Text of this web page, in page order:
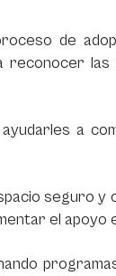
de
reconocer
a
seguro y
el apoyo